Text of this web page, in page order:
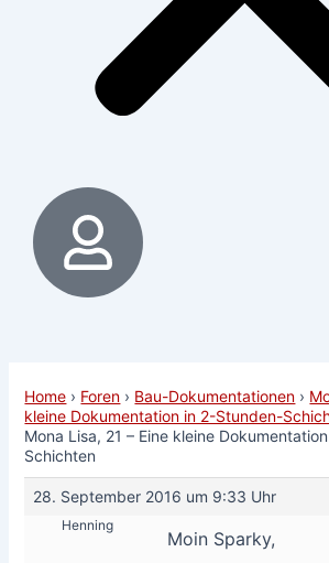
Home › Foren › Bau-Dokumentationen ›
kleine Dokumentation in 2-Stunden-
Mona Lisa, 21 – Eine kleine
Schichten
28. September 2016 um 9:33 Uhr
Henning
Moin Sparky,